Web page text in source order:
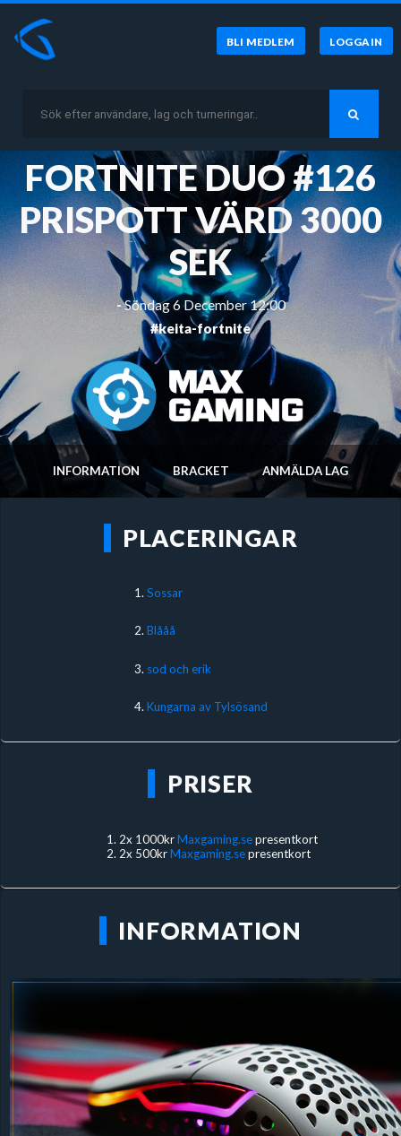
BLI MEDLEM LOGGA IN
FORTNITE DUO #126
PRISPOTT VÄRD 3000
SEK
-Söndag 6 December 12:00
#keita-fortnite
INFORMATION BRACKET ANMÄLDA LAG
PLACERINGAR
1. Sossar
2.Blååå
3. sod och erik
4.Kungarna av Tylsösand
PRISER
2x 1000krMaxgaming.sepresentkort
2x 500krMaxgaming.sepresentkort
INFORMATION